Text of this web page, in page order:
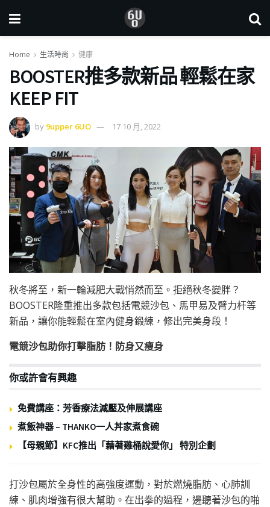
Home 生活時尚 健康
BOOSTER推多款新品 輕鬆在家
KEEP FIT
by 9upper 6UO 17 10 月, 2022
秋冬將至，新一輪減肥大戰悄然而至。拒絕秋冬變胖？
BOOSTER隆重推出多款包括電競沙包、馬甲易及臂力杆等
新品，讓你能輕鬆在室內健身鍛練，修出完美身段！
電競沙包助你打擊脂肪！防身又瘦身
你或許會有興趣
免費講座：芳香療法減壓及伸展講座
煮飯神器 – THANKO一人丼家煮食碗
【母親節】KFC推出「藉著雞桶說愛你」 特別企劃
打沙包屬於全身性的高強度運動，對於燃燒脂肪、心肺訓
練、肌肉增強有很大幫助。在出拳的過程，邊聽著沙包的啪